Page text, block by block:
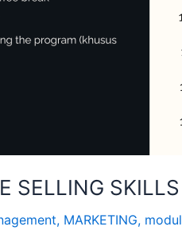
SELLING SKILLS
, MARKETING, modul